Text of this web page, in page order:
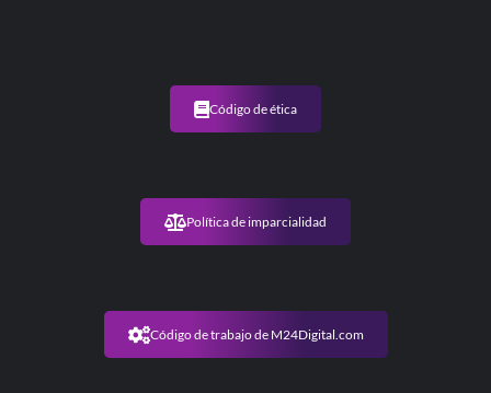
Código de ética
Política de imparcialidad
Código de trabajo de M24Digital.com